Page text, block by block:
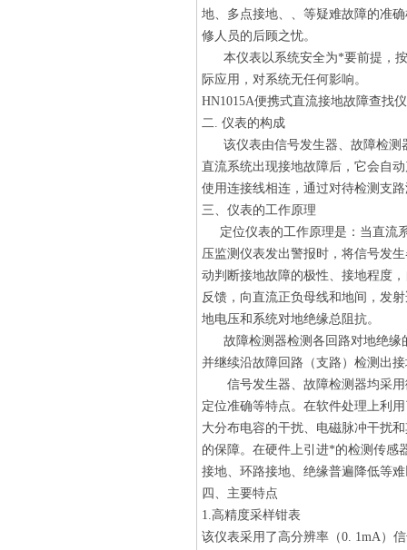
地、多点接地、、等疑难故障的准
修人员的后顾之忧。
本仪表以系统安全为*要前提，按
际应用，对系统无任何影响。
HN1015A便携式直流接地故障查找仪
二. 仪表的构成
该仪表由信号发生器、故障检测
直流系统出现接地故障后，它会自
使用连接线相连，通过对待检测支
三、仪表的工作原理
定位仪表的工作原理是：当直流
压监测仪表发出警报时，将信号发
动判断接地故障的极性、接地程度
反馈，向直流正负母线和地间，发
地电压和系统对地绝缘总阻抗。
故障检测器检测各回路对地绝缘
并继续沿故障回路（支路）检测出
信号发生器、故障检测器均采用
定位准确等特点。在软件处理上利
大分布电容的干扰、电磁脉冲干扰
的保障。在硬件上引进*的检测传感
接地、环路接地、绝缘普遍降低等
四、主要特点
1.高精度采样钳表
该仪表采用了高分辨率（0. 1mA）